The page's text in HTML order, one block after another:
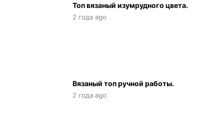
Топ вязаный изумрудного цвета.
2 года ago
Вязаный топ ручной работы.
2 года ago